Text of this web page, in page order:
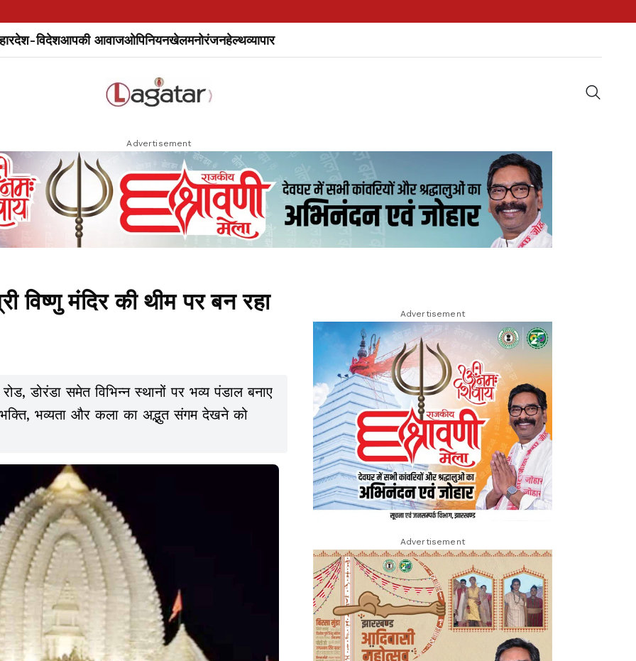
देश-विदेशआपकी आवाजओपिनियनखेलमनोरंजनहेल्थव्यापार
Advertisement
विष्णु मंदिर की थीम पर बन रहा
डोरंडा समेत विभिन्न स्थानों पर भव्य पंडाल बनाए
भव्यता और कला का अद्भुत संगम देखने को
Advertisement
Advertisement